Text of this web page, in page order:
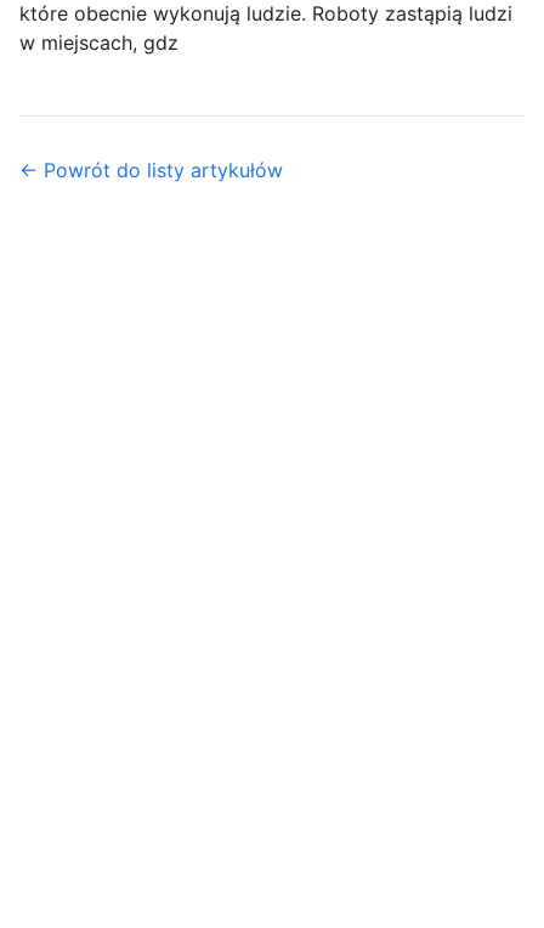
które obecnie wykonują ludzie. Roboty zastąpią ludzi
w miejscach, gdz
← Powrót do listy artykułów